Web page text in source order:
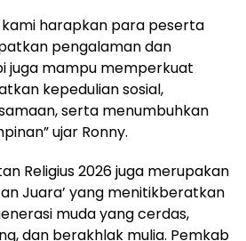
kami harapkan para peserta
pengalaman dan
juga mampu memperkuat
kepedulian sosial,
serta menumbuhkan
ujar Ronny.
Religius 2026 juga merupakan
Juara’ yang menitikberatkan
muda yang cerdas,
dan berakhlak mulia. Pemkab